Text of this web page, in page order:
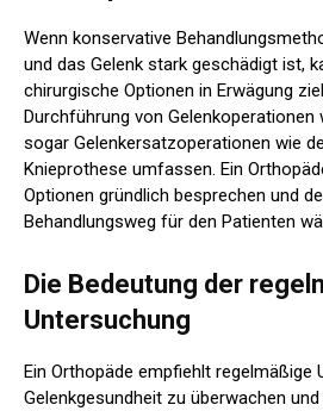
Wenn konservative
und das Gelenk stark geschädigt ist,
chirurgische Optionen in Erwägung
Durchführung von
sogar Gelenkersatzoperationen wie
Knieprothese umfassen. Ein
Optionen gründlich besprechen und
Behandlungsweg für den Patienten
Die Bedeutung der
Untersuchung
Ein Orthopäde empfiehlt regelmäßige
Gelenkgesundheit zu überwachen